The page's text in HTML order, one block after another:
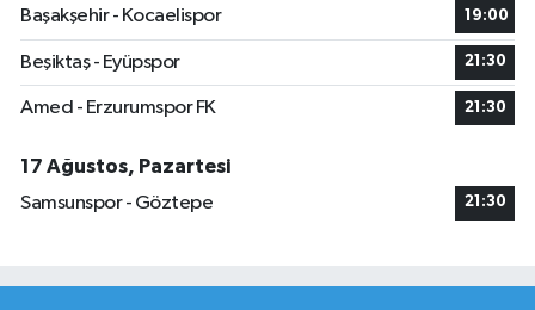
Başakşehir - Kocaelispor
19:00
Beşiktaş - Eyüpspor 21:30
Amed - Erzurumspor FK 21:30
17 Ağustos, Pazartesi
Samsunspor - Göztepe
21:30